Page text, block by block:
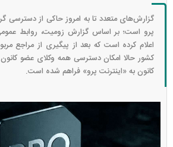
گزارش‌های متعدد تا به امروز حاکی از دسترسی
پرو است؛ بر اساس گزارش زومیت، روابط
اعلام کرده است که بعد از پیگیری از مراجع
کشور حالا امکان دسترسی همه وکلای عضو کانون
کانون به «اینترنت پرو» فراهم شده است.